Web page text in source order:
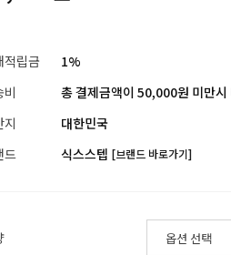
적립금
1%
비
총 결제금액이 50,000원 미만
지
대한민국
드
식스스텝 [브랜드 바로가기]